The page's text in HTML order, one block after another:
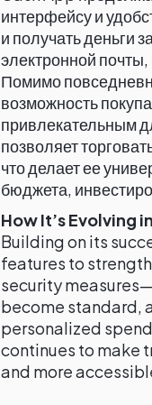
интерфейсу и
и получать деньги
электронной
Помимо
возможность
привлекательным
позволяет
что делает ее
бюджета,
How It’s Evolving
Building on its
features to
security
become standard,
personalized
continues to make
and more